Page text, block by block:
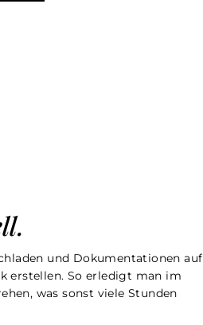
und Dokumentationen auf
erstellen. So erledigt man im
was sonst viele Stunden